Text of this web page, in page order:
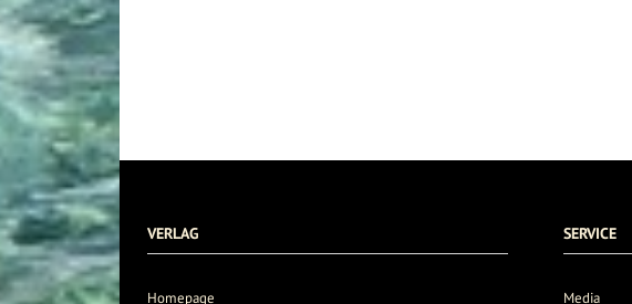
VERLAG
Homepage
SERVICE
Media